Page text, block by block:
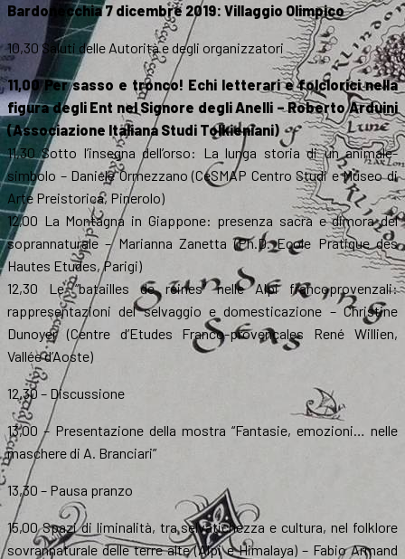
Bardonecchia 7 dicembre 2019: Villaggio Olimpico
10,30 Saluti delle Autorità e degli organizzatori
11,00 Per sasso e tronco! Echi letterari e folclorici nella
figura degli Ent nel Signore degli Anelli – Roberto Arduini
(Associazione Italiana Studi Tolkieniani)
11,30 Sotto l’insegna dell’orso: La lunga storia di un animale-
simbolo – Daniele Ormezzano (CeSMAP Centro Studi e Museo di
Arte Preistorica, Pinerolo)
12,00 La Montagna in Giappone: presenza sacra e dimora del
soprannaturale – Marianna Zanetta (Ph.D. Ecole Pratique des
Hautes Etudes, Parigi)
12,30 Le “batailles de reines” nelle Alpi francoprovenzali:
rappresentazioni del selvaggio e domesticazione – Christine
Dunoyer (Centre d’Etudes Franco-provençales René Willien,
Vallée d’Aoste)
12,30 – Discussione
13,00 – Presentazione della mostra “Fantasie, emozioni… nelle
maschere di A. Branciari”
13,30 – Pausa pranzo
15,00 Spazi di liminalità, tra selvatichezza e cultura, nel folklore
sovrannaturale delle terre alte (Alpi e Himalaya) – Fabio Armand